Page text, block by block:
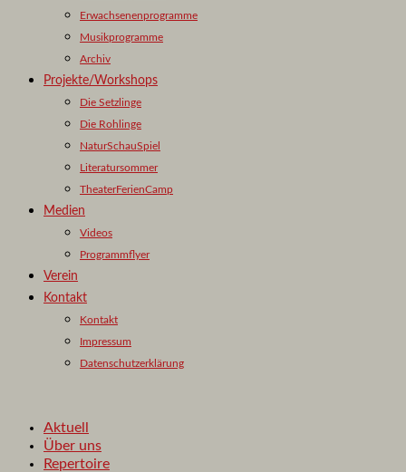
Erwachsenenprogramme
Musikprogramme
Archiv
Projekte/Workshops
Die Setzlinge
Die Rohlinge
NaturSchauSpiel
Literatursommer
TheaterFerienCamp
Medien
Videos
Programmflyer
Verein
Kontakt
Kontakt
Impressum
Datenschutzerklärung
Aktuell
Über uns
Repertoire